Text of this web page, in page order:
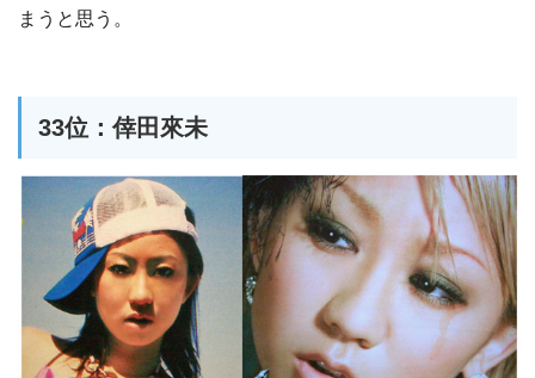
まうと思う。
33位：倖田來未